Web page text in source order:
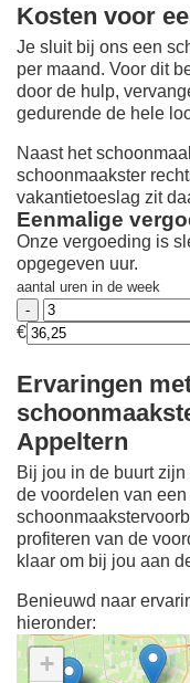
Kosten voor
Je sluit bij ons een
per maand. Voor dit
door de hulp,
gedurende de hele
Naast het
schoonmaakster
vakantietoeslag zit
Eenmalige
Onze vergoeding is
opgegeven uur.
aantal uren in de week
€
Ervaringen
Appeltern
Bij jou in de buurt zijn
de voordelen van
profiteren van de
klaar om bij jou aan
Benieuwd naar
hieronder:
+